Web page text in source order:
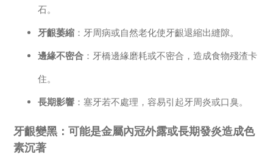
石。
牙齦萎縮 ：牙周病或自然老化使牙齦退縮出縫隙。
邊緣不密合 ：牙橋邊緣磨耗或不密合，造成食物殘渣卡
住。
長期影響 ：塞牙若不處理，容易引起牙周炎或口臭。
牙齦變黑：可能是金屬內冠外露或長期發炎造成色
素沉著